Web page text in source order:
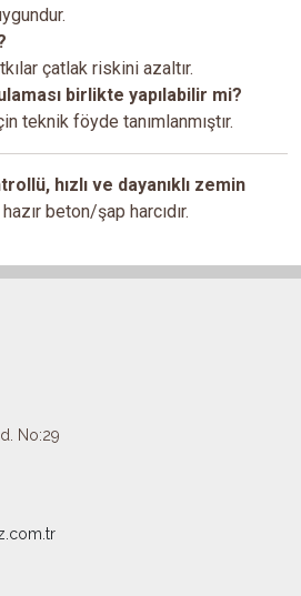
çatlak riskini azaltır.
birlikte yapılabilir mi?
teknik föyde tanımlanmıştır.
hızlı ve dayanıklı zemin
beton/şap harcıdır.
No:29